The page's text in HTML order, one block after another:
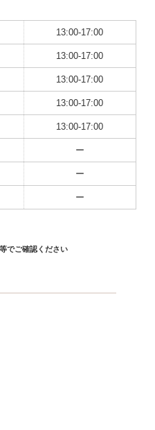
13:00-17:00
13:00-17:00
13:00-17:00
13:00-17:00
13:00-17:00
ー
ー
ー
でご確認ください